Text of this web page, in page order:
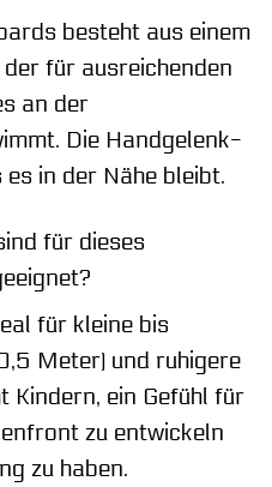
besteht aus einem
für ausreichenden
an der
Die Handgelenk-
in der Nähe bleibt.
für dieses
für kleine bis
Meter) und ruhigere
Kindern, ein Gefühl für
zu entwickeln
zu haben.